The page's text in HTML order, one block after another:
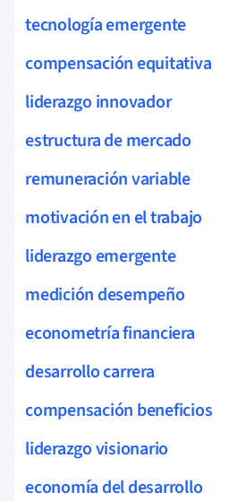
tecnología emergente
compensación equitativa
liderazgo innovador
estructura de mercado
remuneración variable
motivación en el trabajo
liderazgo emergente
medición desempeño
econometría financiera
desarrollo carrera
compensación beneficios
liderazgo visionario
economía del desarrollo